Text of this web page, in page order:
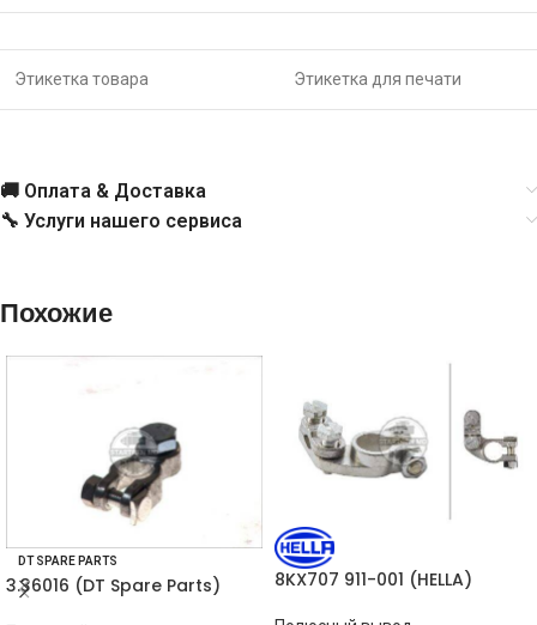
Этикетка товара Этикетка для печати
🚚 Оплата & Доставка
🔧 Услуги нашего сервиса
Похожие
DT SPARE PARTS
3.36016 (DT Spare Parts) 8KX707 911-001 (HELLA)